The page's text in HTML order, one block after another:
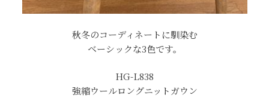
秋冬のコーディネートに馴染む
ベーシックな3色です。
HG-L838
強縮ウールロングニットガウン